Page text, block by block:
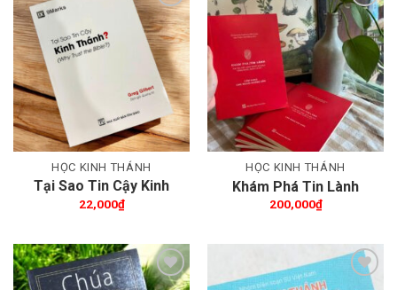
Thêm wishlist
HỌC KINH THÁNH
Tại Sao Tin Cậy Kinh
Thánh?
22,000₫
Thêm wishlist
HỌC KINH THÁNH
Khám Phá Tin Lành
200,000₫